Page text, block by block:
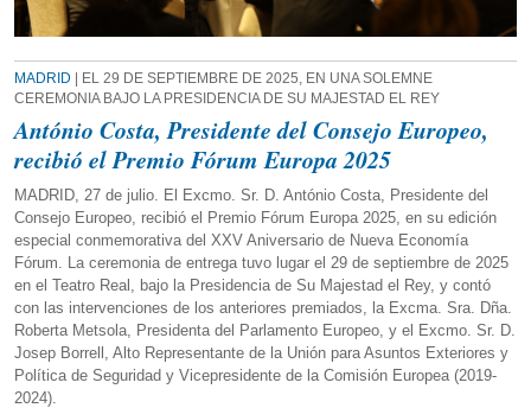
MADRID | EL 29 DE SEPTIEMBRE DE 2025, EN UNA SOLEMNE
CEREMONIA BAJO LA PRESIDENCIA DE SU MAJESTAD EL REY
António Costa, Presidente del Consejo Europeo,
recibió el Premio Fórum Europa 2025
MADRID, 27 de julio. El Excmo. Sr. D. António Costa, Presidente del
Consejo Europeo, recibió el Premio Fórum Europa 2025, en su edición
especial conmemorativa del XXV Aniversario de Nueva Economía
Fórum. La ceremonia de entrega tuvo lugar el 29 de septiembre de 2025
en el Teatro Real, bajo la Presidencia de Su Majestad el Rey, y contó
con las intervenciones de los anteriores premiados, la Excma. Sra. Dña.
Roberta Metsola, Presidenta del Parlamento Europeo, y el Excmo. Sr. D.
Josep Borrell, Alto Representante de la Unión para Asuntos Exteriores y
Política de Seguridad y Vicepresidente de la Comisión Europea (2019-
2024).